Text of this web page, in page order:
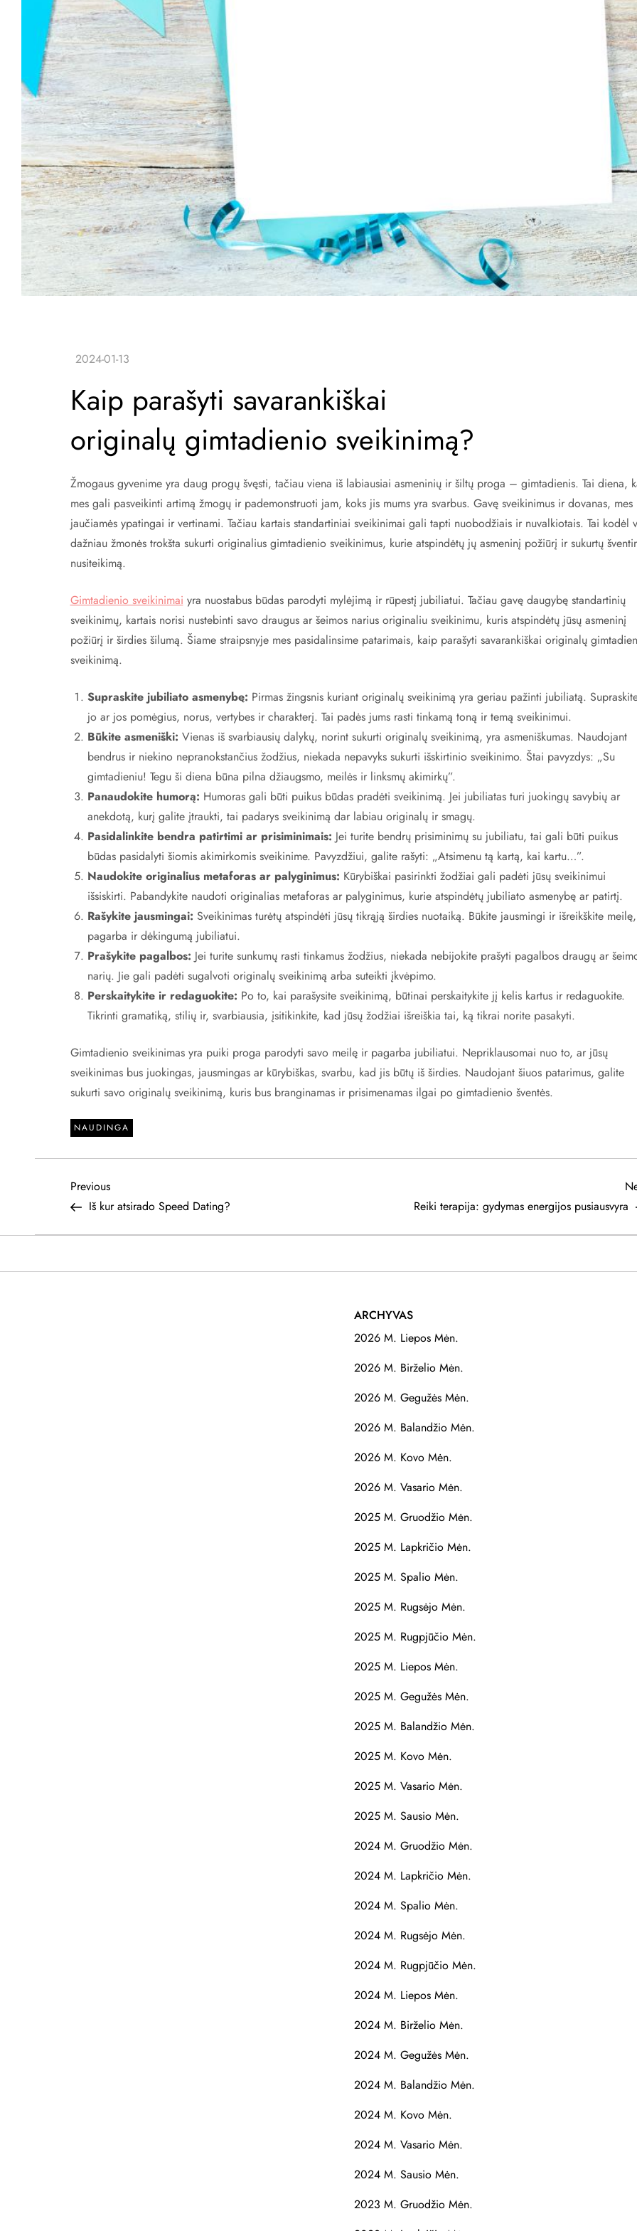
Kaip parašyti savarankiškai
originalų gimtadienio sveikinimą?
Žmogaus gyvenime yra daug progų švęsti, tačiau viena iš labiausiai asmeninių ir šiltų proga – gimtadienis. Tai diena,
mes gali pasveikinti artimą žmogų ir pademonstruoti jam, koks jis mums yra svarbus. Gavę sveikinimus ir dovanas, mes
jaučiamės ypatingai ir vertinami. Tačiau kartais standartiniai sveikinimai gali tapti nuobodžiais ir nuvalkiotais. Tai kodėl
dažniau žmonės trokšta sukurti originalius gimtadienio sveikinimus, kurie atspindėtų jų asmeninį požiūrį ir sukurtų
nusiteikimą.
Gimtadienio sveikinimai yra nuostabus būdas parodyti mylėjimą ir rūpestį jubiliatui. Tačiau gavę daugybę standartinių
sveikinimų, kartais norisi nustebinti savo draugus ar šeimos narius originaliu sveikinimu, kuris atspindėtų jūsų asmeninį
požiūrį ir širdies šilumą. Šiame straipsnyje mes pasidalinsime patarimais, kaip parašyti savarankiškai originalų
sveikinimą.
Supraskite jubiliato asmenybę: Pirmas žingsnis kuriant originalų sveikinimą yra geriau pažinti jubiliatą.
jo ar jos pomėgius, norus, vertybes ir charakterį. Tai padės jums rasti tinkamą toną ir temą sveikinimui.
Būkite asmeniški: Vienas iš svarbiausių dalykų, norint sukurti originalų sveikinimą, yra asmeniškumas. Naudojant
bendrus ir niekino nepranokstančius žodžius, niekada nepavyks sukurti išskirtinio sveikinimo. Štai pavyzdys: „Su
gimtadieniu! Tegu ši diena būna pilna džiaugsmo, meilės ir linksmų akimirkų”.
Panaudokite humorą: Humoras gali būti puikus būdas pradėti sveikinimą. Jei jubiliatas turi juokingų savybių ar
anekdotą, kurį galite įtraukti, tai padarys sveikinimą dar labiau originalų ir smagų.
Pasidalinkite bendra patirtimi ar prisiminimais: Jei turite bendrų prisiminimų su jubiliatu, tai gali būti puikus
būdas pasidalyti šiomis akimirkomis sveikinime. Pavyzdžiui, galite rašyti: „Atsimenu tą kartą, kai kartu…”.
Naudokite originalius metaforas ar palyginimus: Kūrybiškai pasirinkti žodžiai gali padėti jūsų sveikinimui
išsiskirti. Pabandykite naudoti originalias metaforas ar palyginimus, kurie atspindėtų jubiliato asmenybę ar patirtį.
Rašykite jausmingai: Sveikinimas turėtų atspindėti jūsų tikrąją širdies nuotaiką. Būkite jausmingi ir išreikškite meilę,
pagarba ir dėkingumą jubiliatui.
Prašykite pagalbos: Jei turite sunkumų rasti tinkamus žodžius, niekada nebijokite prašyti pagalbos draugų ar
narių. Jie gali padėti sugalvoti originalų sveikinimą arba suteikti įkvėpimo.
Perskaitykite ir redaguokite: Po to, kai parašysite sveikinimą, būtinai perskaitykite jį kelis kartus ir redaguokite.
Tikrinti gramatiką, stilių ir, svarbiausia, įsitikinkite, kad jūsų žodžiai išreiškia tai, ką tikrai norite pasakyti.
Gimtadienio sveikinimas yra puiki proga parodyti savo meilę ir pagarba jubiliatui. Nepriklausomai nuo to, ar jūsų
sveikinimas bus juokingas, jausmingas ar kūrybiškas, svarbu, kad jis būtų iš širdies. Naudojant šiuos patarimus, galite
sukurti savo originalų sveikinimą, kuris bus branginamas ir prisimenamas ilgai po gimtadienio šventės.
NAUDINGA
N
a
Previous
Post
Previous
Iš kur atsirado Speed Dating?
Reiki terapija: gydymas energijos pusiausvyra
ARCHYVAS
2026 M. Liepos Mėn.
2026 M. Birželio Mėn.
2026 M. Gegužės Mėn.
2026 M. Balandžio Mėn.
2026 M. Kovo Mėn.
2026 M. Vasario Mėn.
2025 M. Gruodžio Mėn.
2025 M. Lapkričio Mėn.
2025 M. Spalio Mėn.
2025 M. Rugsėjo Mėn.
2025 M. Rugpjūčio Mėn.
2025 M. Liepos Mėn.
2025 M. Gegužės Mėn.
2025 M. Balandžio Mėn.
2025 M. Kovo Mėn.
2025 M. Vasario Mėn.
2025 M. Sausio Mėn.
2024 M. Gruodžio Mėn.
2024 M. Lapkričio Mėn.
2024 M. Spalio Mėn.
2024 M. Rugsėjo Mėn.
2024 M. Rugpjūčio Mėn.
2024 M. Liepos Mėn.
2024 M. Birželio Mėn.
2024 M. Gegužės Mėn.
2024 M. Balandžio Mėn.
2024 M. Kovo Mėn.
2024 M. Vasario Mėn.
2024 M. Sausio Mėn.
2023 M. Gruodžio Mėn.